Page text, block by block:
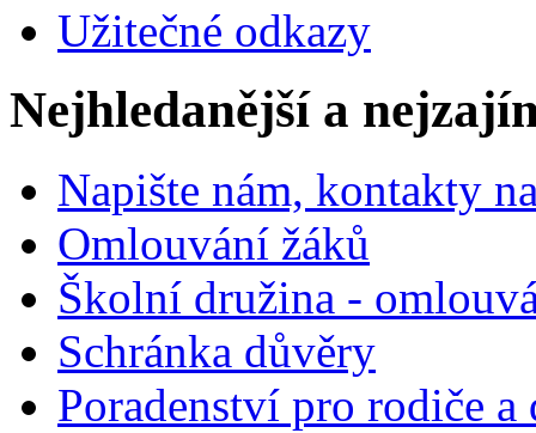
Užitečné odkazy
Nejhledanější a
Napište nám, kontakty
Omlouvání žáků
Školní družina -
Schránka důvěry
Poradenství pro rodiče